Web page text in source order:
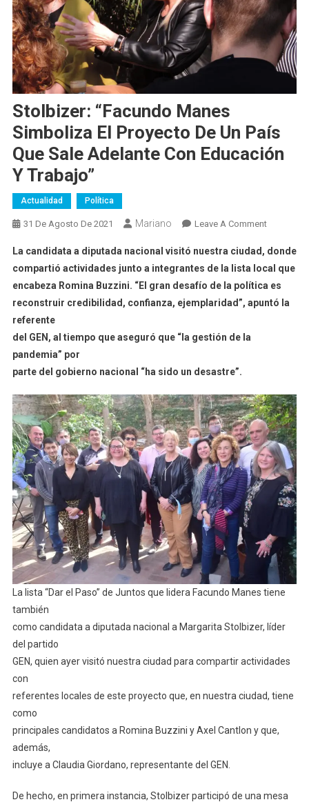
Stolbizer: “Facundo Manes
Simboliza El Proyecto De Un País
Que Sale Adelante Con Educación
Y Trabajo”
Actualidad Política
31 De Agosto De 2021 Mariano Leave A CommentOn
“Facundo
Manes
Simboliza
El
Sale
Adelante
Con
Educación
Y
Trabajo”
La candidata a diputada nacional visitó nuestra ciudad, donde
compartió actividades junto a integrantes de la lista local que
encabeza Romina Buzzini. “El gran desafío de la política es
reconstruir credibilidad, confianza, ejemplaridad”, apuntó la
referente
del GEN, al tiempo que aseguró que “la gestión de la
pandemia” por
parte del gobierno nacional “ha sido un desastre”.
La lista “Dar el Paso” de Juntos que lidera Facundo Manes tiene
también
como candidata a diputada nacional a Margarita Stolbizer, líder
del partido
GEN, quien ayer visitó nuestra ciudad para compartir actividades
con
referentes locales de este proyecto que, en nuestra ciudad, tiene
como
principales candidatos a Romina Buzzini y Axel Cantlon y que,
además,
incluye a Claudia Giordano, representante del GEN.
De hecho, en primera instancia, Stolbizer participó de una mesa